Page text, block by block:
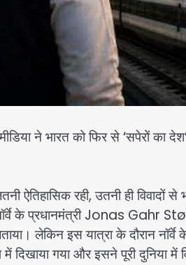
ने भारत को फिर से ‘सपेरों का
ऐतिहासिक रही, उतनी ही
नॉर्वे के प्रधानमंत्री Jonas
लेकिन इस यात्रा के दौरान
गया और इसने पूरी दुनिया में